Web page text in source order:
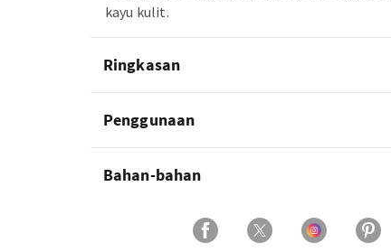
kayu kulit.
Ringkasan
Penggunaan
Bahan-bahan